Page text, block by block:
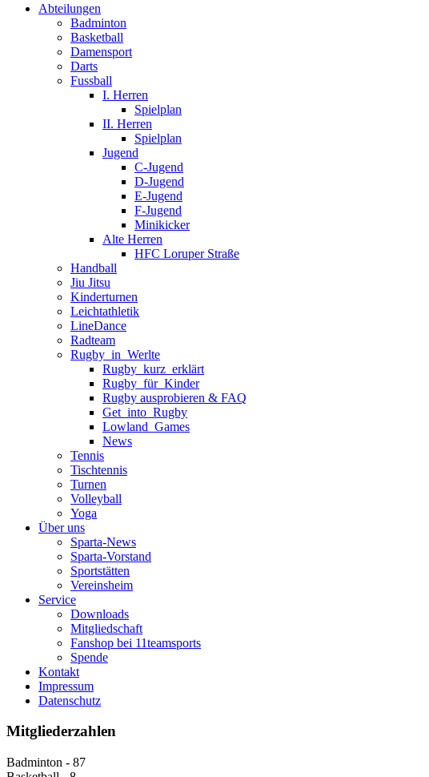
Abteilungen
Badminton
Basketball
Damensport
Darts
Fussball
I. Herren
Spielplan
II. Herren
Spielplan
Jugend
C-Jugend
D-Jugend
E-Jugend
F-Jugend
Minikicker
Alte Herren
HFC Loruper Straße
Handball
Jiu Jitsu
Kinderturnen
Leichtathletik
LineDance
Radteam
Rugby_in_Werlte
Rugby_kurz_erklärt
Rugby_für_Kinder
Rugby ausprobieren & FAQ
Get_into_Rugby
Lowland_Games
News
Tennis
Tischtennis
Turnen
Volleyball
Yoga
Über uns
Sparta-News
Sparta-Vorstand
Sportstätten
Vereinsheim
Service
Downloads
Mitgliedschaft
Fanshop bei 11teamsports
Spende
Kontakt
Impressum
Datenschutz
Mitgliederzahlen
Badminton - 87